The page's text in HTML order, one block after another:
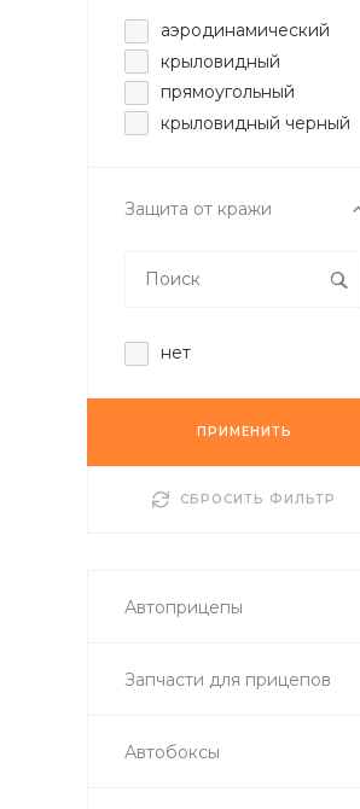
аэродинамический
крыловидный
прямоугольный
крыловидный черный
Защита от кражи
нет
ПРИМЕНИТЬ
СБРОСИТЬ ФИЛЬТР
Автоприцепы
Запчасти для прицепов
Автобоксы